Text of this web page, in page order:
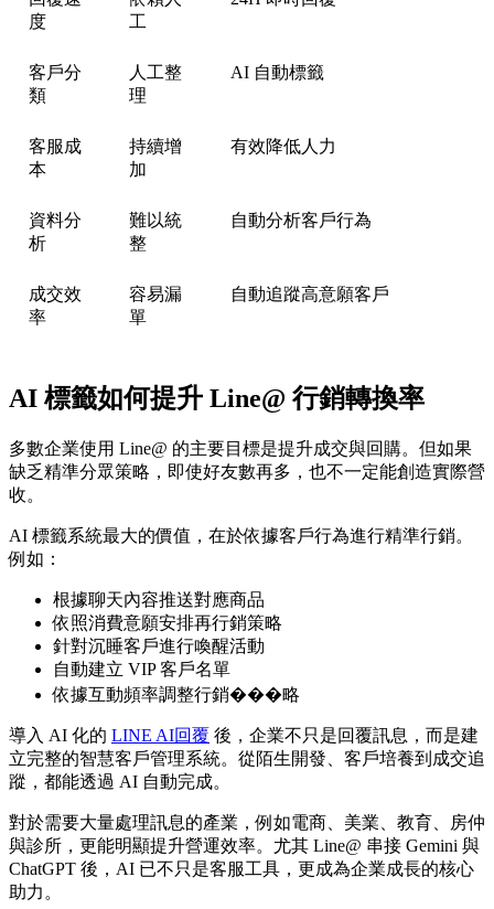
度
工
客戶分
類
人工整
理
AI 自動標籤
客服成
本
持續增
加
有效降低人力
資料分
析
難以統
整
自動分析客戶行為
成交效
率
容易漏
單
自動追蹤高意願客戶
AI 標籤如何提升 Line@ 行銷轉換率
多數企業使用 Line@ 的主要目標是提升成交與回購。但如果
缺乏精準分眾策略，即使好友數再多，也不一定能創造實際營
收。
AI 標籤系統最大的價值，在於依據客戶行為進行精準行銷。
例如：
根據聊天內容推送對應商品
依照消費意願安排再行銷策略
針對沉睡客戶進行喚醒活動
自動建立 VIP 客戶名單
依據互動頻率調整行銷���略
導入 AI 化的 LINE AI回覆 後，企業不只是回覆訊息，而是建
立完整的智慧客戶管理系統。從陌生開發、客戶培養到成交追
蹤，都能透過 AI 自動完成。
對於需要大量處理訊息的產業，例如電商、美業、教育、房仲
與診所，更能明顯提升營運效率。尤其 Line@ 串接 Gemini 與
ChatGPT 後，AI 已不只是客服工具，更成為企業成長的核心
助力。